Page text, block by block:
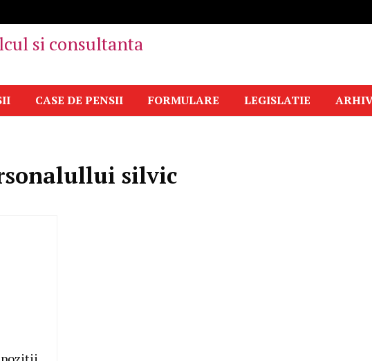
si consultanta
CASE DE PENSII FORMULARE LEGISLATIE
silvic